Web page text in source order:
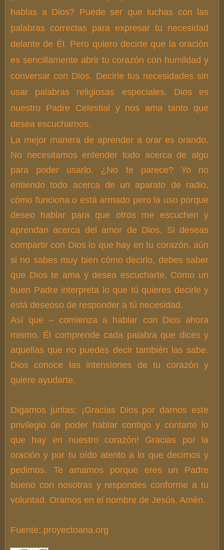
hablas a Dios? Puede ser que luchas con las
palabras correctas para expresar tu necesidad
delante de Él. Pero quiero decirte que la oración
es sencillamente abrir tu corazón con humildad y
conversar con Dios. Decirle tus necesidades sin
usar palabras religiosas especiales. Dios es
nuestro Padre Celestial y nos ama tanto que
desea escucharnos.
La mejor manera de aprender a orar es orando.
No necesitamos entender todo acerca de algo
para poder usarlo. ¿No te parece? Yo no
entiendo todo acerca de un aparato de radio,
cómo funciona o está armado pero la uso porque
deseo hablar para que otros me escuchen y
aprendan acerca del amor de Dios. Si deseas
compartir con Dios lo que hay en tu corazón, aún
si no sabes muy bien cómo decirlo, debes saber
que Dios te ama y desea escucharte. Como un
buen Padre interpreta lo que tú quieres decirle y
está deseoso de responder a tú necesidad.
Así que – comienza a hablar con Dios ahora
mismo. Él comprende cada palabra que dices y
aquellas que no puedes decir también las sabe.
Dios conoce las intensiones de tu corazón y
quiere ayudarte.
Digamos juntas: ¡Gracias Dios por darnos este
privilegio de poder hablar contigo y contarte lo
que hay en nuestro corazón! Gracias por la
oración y por tu oído atento a lo que decimos y
pedimos. Te amamos porque eres un Padre
bueno con nosotras y respondes conforme a tu
voluntad. Oramos en el nombre de Jesús. Amén.
Fuente:.proyectoana.org